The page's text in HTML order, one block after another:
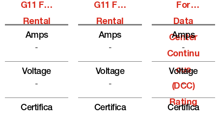
G11 For
Rental
Amps
-
Voltage
-
Certifica
G11 For
Rental
Amps
-
Voltage
-
Certifica
For
Data
Center
Continu
Ous
(DCC)
Rating
Amps
-
Voltage
-
Certifica